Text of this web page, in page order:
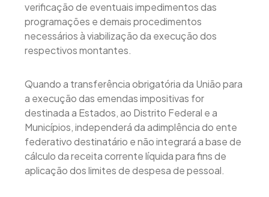
verificação de eventuais impedimentos das
programações e demais procedimentos
necessários à viabilização da execução dos
respectivos montantes.
Quando a transferência obrigatória da União para
a execução das emendas impositivas for
destinada a Estados, ao Distrito Federal e a
Municípios, independerá da adimplência do ente
federativo destinatário e não integrará a base de
cálculo da receita corrente líquida para fins de
aplicação dos limites de despesa de pessoal.